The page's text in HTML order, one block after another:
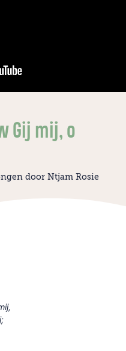
Gij mij, o
door Ntjam Rosie